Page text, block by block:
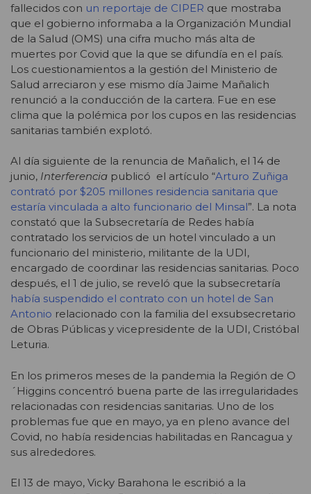
fallecidos con un reportaje de CIPER que mostraba
que el gobierno informaba a la Organización Mundial
de la Salud (OMS) una cifra mucho más alta de
muertes por Covid que la que se difundía en el país.
Los cuestionamientos a la gestión del Ministerio de
Salud arreciaron y ese mismo día Jaime Mañalich
renunció a la conducción de la cartera. Fue en ese
clima que la polémica por los cupos en las residencias
sanitarias también explotó.
Al día siguiente de la renuncia de Mañalich, el 14 de
junio, Interferencia publicó el artículo “Arturo Zuñiga
contrató por $205 millones residencia sanitaria que
estaría vinculada a alto funcionario del Minsal”. La nota
constató que la Subsecretaría de Redes había
contratado los servicios de un hotel vinculado a un
funcionario del ministerio, militante de la UDI,
encargado de coordinar las residencias sanitarias. Poco
después, el 1 de julio, se reveló que la subsecretaría
había suspendido el contrato con un hotel de San
Antonio relacionado con la familia del exsubsecretario
de Obras Públicas y vicepresidente de la UDI, Cristóbal
Leturia.
En los primeros meses de la pandemia la Región de O
´Higgins concentró buena parte de las irregularidades
relacionadas con residencias sanitarias. Uno de los
problemas fue que en mayo, ya en pleno avance del
Covid, no había residencias habilitadas en Rancagua y
sus alrededores.
El 13 de mayo, Vicky Barahona le escribió a la